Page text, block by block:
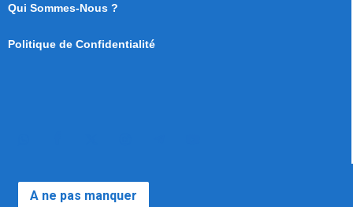
Qui Sommes-Nous ?
Politique de Confidentialité
A ne pas manquer